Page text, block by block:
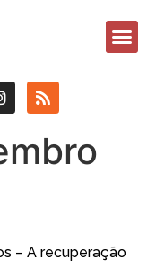
– A recuperação